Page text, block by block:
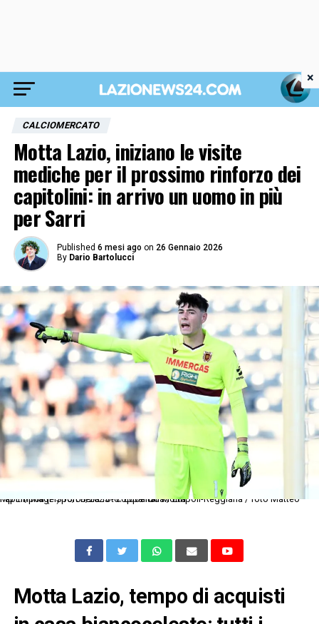
CALCIOMERCATO
Motta Lazio, iniziano le visite
mediche per il prossimo rinforzo dei
capitolini: in arrivo un uomo in più
per Sarri
Published 6 mesi ago on 26 Gennaio 2026
By Dario Bartolucci
Mp Empoli (FI) 15/08/2025 - coppa italia / Empoli-Reggiana / foto Matteo Papini/Image Sport nella foto: Edoardo Motta
Motta Lazio, tempo di acquisti
×